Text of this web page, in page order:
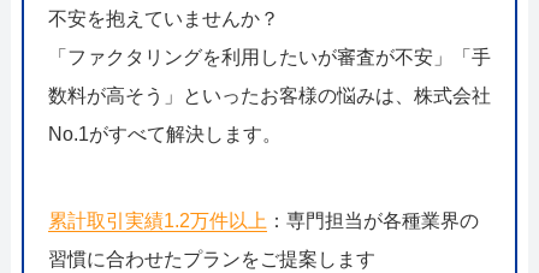
不安を抱えていませんか？
「ファクタリングを利用したいが審査が不安」「手
数料が高そう」といったお客様の悩みは、株式会社
No.1がすべて解決します。
累計取引実績1.2万件以上 ：専門担当が各種業界の
習慣に合わせたプランをご提案します